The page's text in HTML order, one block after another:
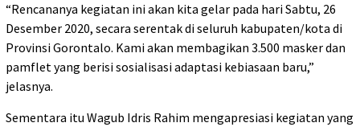
“Rencananya kegiatan ini akan kita gelar pada hari Sabtu, 26
Desember 2020, secara serentak di seluruh kabupaten/kota di
Provinsi Gorontalo. Kami akan membagikan 3.500 masker dan
pamflet yang berisi sosialisasi adaptasi kebiasaan baru,”
jelasnya.
Sementara itu Wagub Idris Rahim mengapresiasi kegiatan yang